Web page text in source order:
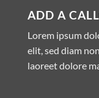
ADD A
Lorem ipsum
elit, sed diam
laoreet dolore